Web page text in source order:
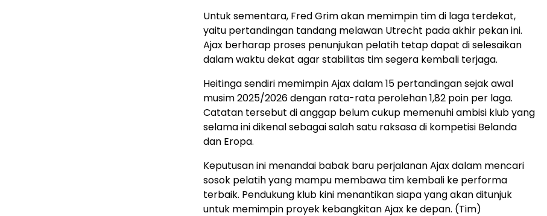
Untuk sementara, Fred Grim akan memimpin tim di laga terdekat,
yaitu pertandingan tandang melawan Utrecht pada akhir pekan ini.
Ajax berharap proses penunjukan pelatih tetap dapat di selesaikan
dalam waktu dekat agar stabilitas tim segera kembali terjaga.
Heitinga sendiri memimpin Ajax dalam 15 pertandingan sejak awal
musim 2025/2026 dengan rata-rata perolehan 1,82 poin per laga.
Catatan tersebut di anggap belum cukup memenuhi ambisi klub yang
selama ini dikenal sebagai salah satu raksasa di kompetisi Belanda
dan Eropa.
Keputusan ini menandai babak baru perjalanan Ajax dalam mencari
sosok pelatih yang mampu membawa tim kembali ke performa
terbaik. Pendukung klub kini menantikan siapa yang akan ditunjuk
untuk memimpin proyek kebangkitan Ajax ke depan. (Tim)